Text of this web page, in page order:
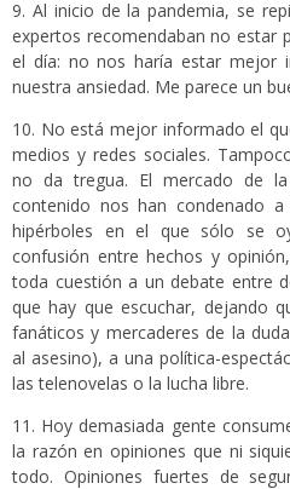
9. Al inicio de la pandemia, se
expertos recomendaban no estar
el día: no nos haría estar mejor
nuestra ansiedad. Me parece un
10. No está mejor informado el
medios y redes sociales.
no da tregua. El mercado de
contenido nos han condenado
hipérboles en el que sólo se
confusión entre hechos y
toda cuestión a un debate entre
que hay que escuchar, dejando
fanáticos y mercaderes de la
al asesino), a una política-
las telenovelas o la lucha libre.
11. Hoy demasiada gente
la razón en opiniones que ni
todo. Opiniones fuertes de